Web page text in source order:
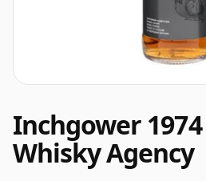
Inchgower 1974
Whisky Agency